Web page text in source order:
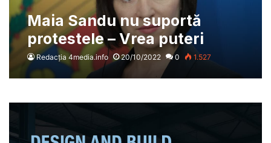
Maia Sandu nu suportă
protestele – Vrea puteri
sporite pentru forțele de
ordine: „Trădarea patriei va
Redacția 4media.info 20/10/2022 0 1.527